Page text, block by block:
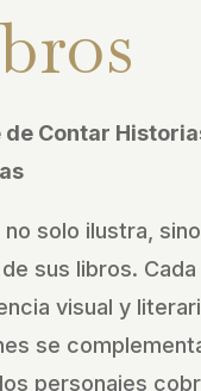
de Contar
no solo ilustra,
sus libros.
visual y
se
personajes